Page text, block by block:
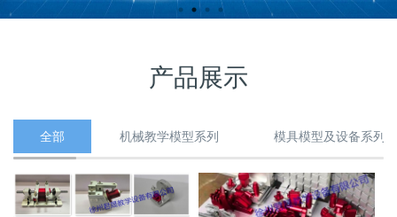
t
产品展示
全部 机械教学模型系列 模具模型及设备系列